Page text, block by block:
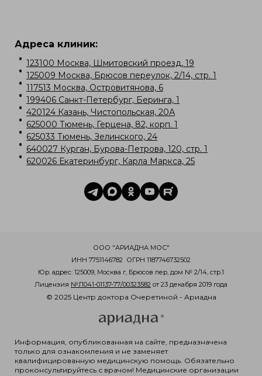
Адреса клиник:
123100 Москва, Шмитовский проезд, 19
125009 Москва, Брюсов переулок, 2/14, стр. 1
117513 Москва, Островитянова, 6
199406 Санкт-Петербург, Беринга, 1
420124 Казань, Чистопольская, 20А
625000 Тюмень, Герцена, 82, корп. 1
625033 Тюмень, Зелинского, 24
640027 Курган, Бурова-Петрова, 120, стр. 1
620026 Екатеринбург, Карла Маркса, 25
ООО "АРИАДНА МОС"
ИНН 7751146782 ОГРН 1187746732502
Юр. адрес: 125009, Москва г, Брюсов пер, дом № 2/14, стр.1
Лицензия №Л041-01137-77/00323582 от 23 декабря 2019 года
© 2025 Центр доктора Очеретиной - Ариадна
Информация, опубликованная на сайте, предназначена
только для ознакомления и не заменяет
квалифицированную медицинскую помощь. Обязательно
проконсультируйтесь с врачом! Медицинские организации